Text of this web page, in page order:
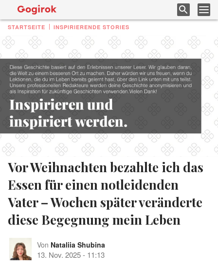
STARTSEITE INSPIRIERENDE STORIES
Vor Weihnachten bezahlte ich das
Essen für einen notleidenden
Vater – Wochen später veränderte
diese Begegnung mein Leben
Von Nataliia Shubina
13. Nov. 2025- 11:13